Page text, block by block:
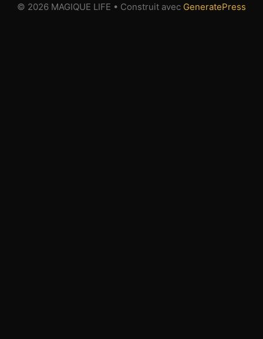
© 2026 MAGIQUE LIFE • Construit avec GeneratePress